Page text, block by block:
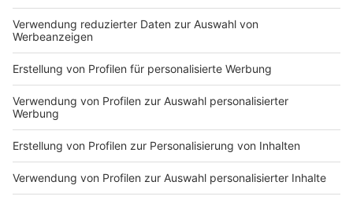
DEINE GEMERKTEN ARTIKEL
Du hast dir noch keine Artikel gemerkt